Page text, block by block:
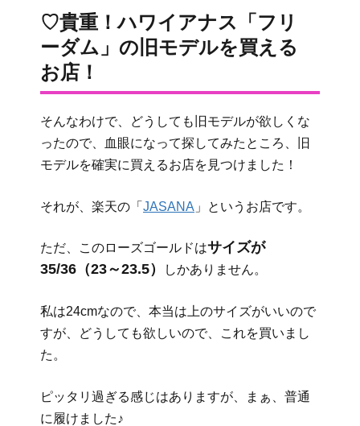
♡貴重！ハワイアナス「フリ
ーダム」の旧モデルを買える
お店！
そんなわけで、どうしても旧モデルが欲しくな
ったので、血眼になって探してみたところ、旧
モデルを確実に買えるお店を見つけました！
それが、楽天の「 JASANA 」というお店です。
ただ、このローズゴールドはサイズが
35/36（23～23.5）
しかありません。
私は24cmなので、本当は上のサイズがいいので
すが、どうしても欲しいので、これを買いまし
た。
ピッタリ過ぎる感じはありますが、まぁ、普通
に履けました♪